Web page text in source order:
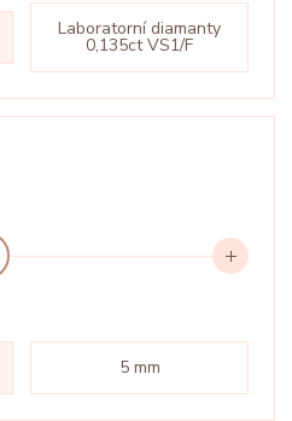
Laboratorní diamanty
0,135ct VS1/F
5 mm